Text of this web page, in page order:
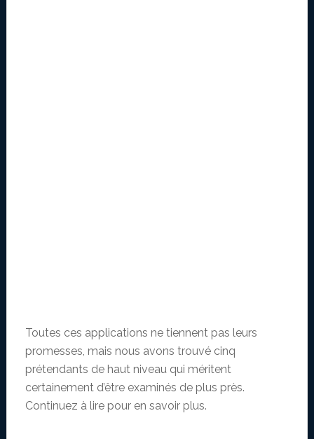
Toutes ces applications ne tiennent pas leurs
promesses, mais nous avons trouvé cinq
prétendants de haut niveau qui méritent
certainement d’être examinés de plus près.
Continuez à lire pour en savoir plus.